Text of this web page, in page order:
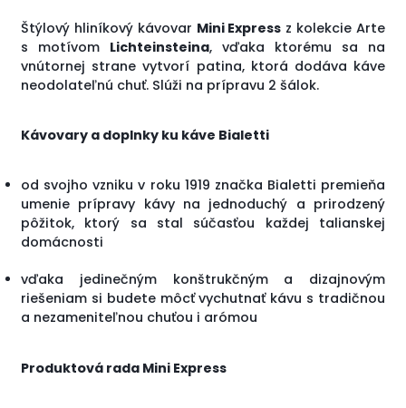
Štýlový hliníkový kávovar Mini Express z kolekcie Arte
s motívom Lichteinsteina, vďaka ktorému sa na
vnútornej strane vytvorí patina, ktorá dodáva káve
neodolateľnú chuť. Slúži na prípravu 2 šálok.
Kávovary a doplnky ku káve Bialetti
od svojho vzniku v roku 1919 značka Bialetti premieňa
umenie prípravy kávy na jednoduchý a prirodzený
pôžitok, ktorý sa stal súčasťou každej talianskej
domácnosti
vďaka jedinečným konštrukčným a dizajnovým
riešeniam si budete môcť vychutnať kávu s tradičnou
a nezameniteľnou chuťou i arómou
Produktová rada Mini Express